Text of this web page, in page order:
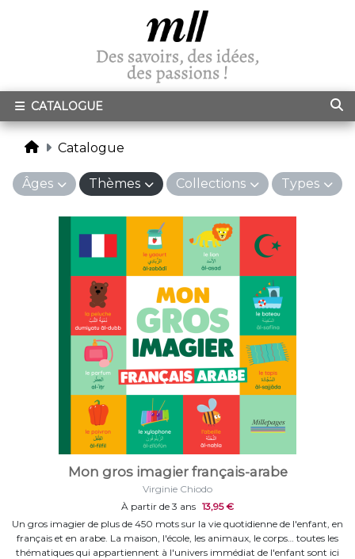
CATALOGUE
Catalogue
Âges Thèmes Collections Types
Mon gros imagier français-arabe
Virginie Chiodo
À partir de 3 ans 13,95 €
Un gros imagier de plus de 450 mots sur la vie quotidienne de l'enfant, en
français et en arabe. La maison, l'école, les animaux, le corps… toutes les
thématiques qui appartiennent à l'univers immédiat de l'enfant sont ici